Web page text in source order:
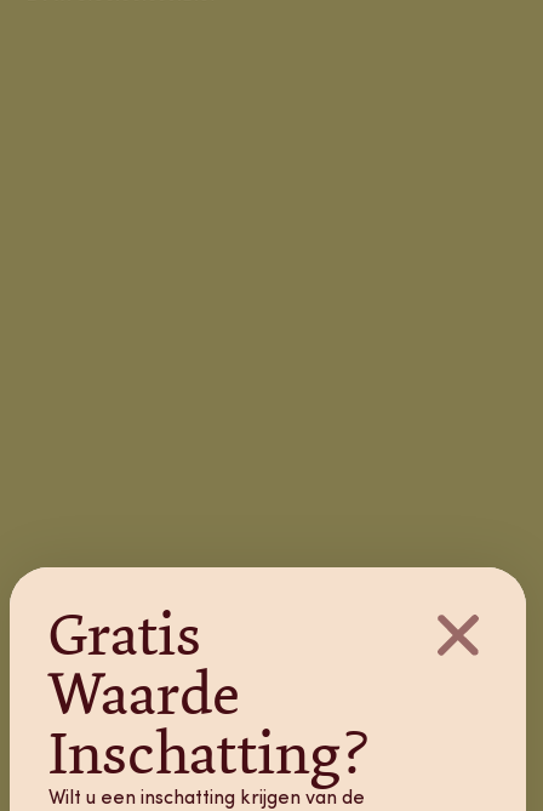
Gratis
Waarde
Inschatting?
Wilt u een inschatting krijgen van de